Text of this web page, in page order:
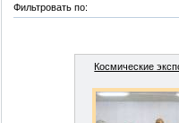
Фильтровать по:
Космические